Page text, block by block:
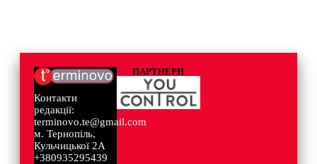
Контакти
редакції:
terminovo.te@gmail.com
м. Тернопіль,
Кульчицької 2А
+380935295439
ПАРТНЕРИ